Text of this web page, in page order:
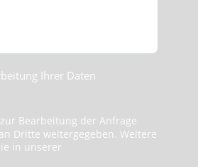
Ihrer Daten
Bearbeitung der Anfrage
Dritte weitergegeben. Weitere
in unserer